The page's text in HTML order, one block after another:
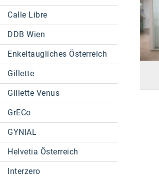
Calle Libre
DDB Wien
Enkeltaugliches Österreich
Gillette
Gillette Venus
GrECo
GYNIAL
Helvetia Österreich
Interzero